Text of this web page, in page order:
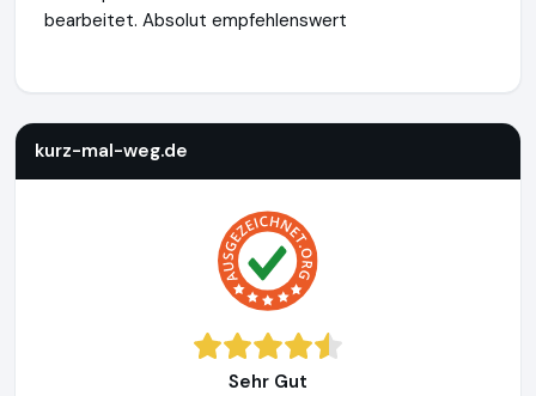
bearbeitet. Absolut empfehlenswert
kurz-mal-weg.de
Sehr Gut